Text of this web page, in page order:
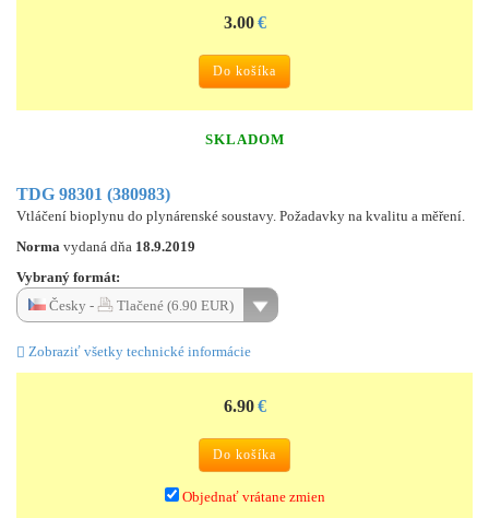
3.00 €
Do košíka
SKLADOM
TDG 98301 (380983)
Vtláčení bioplynu do plynárenské soustavy. Požadavky na kvalitu a měření.
Norma vydaná dňa 18.9.2019
Vybraný formát:
Česky -
Tlačené (6.90 EUR)
Zobraziť všetky technické informácie
6.90 €
Do košíka
Objednať vrátane zmien